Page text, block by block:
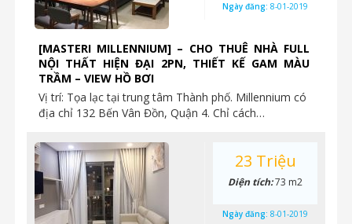
[MASTERI MILLENNIUM] – CHO THUÊ NHÀ FULL
NỘI THẤT HIỆN ĐẠI 2PN, THIẾT KẾ GAM MÀU
TRẦM – VIEW HỒ BƠI
Vị trí: Tọa lạc tại trung tâm Thành phố. Millennium có
địa chỉ 132 Bến Vân Đồn, Quận 4. Chỉ cách…
Ngày đăng: 8-01-2019
23 Triệu
Diện tích:73 m2
Ngày đăng: 8-01-2019